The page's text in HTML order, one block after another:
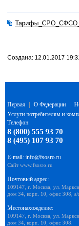
Создана: 12.01.2017
Первая О Федерации
Услуги потребителям и
Телефон
8 (800) 555 93 70
8 (495) 107 93 70
E-mail: info@fsosro.ru
Сайт www.fsosro.ru
Почтовый адрес:
109147, г. Москва, ул.
дом 34, корп. 10, офис 308,
Местонахождение:
109147, г. Москва, ул.
дом 34, корп. 10, офис 308.